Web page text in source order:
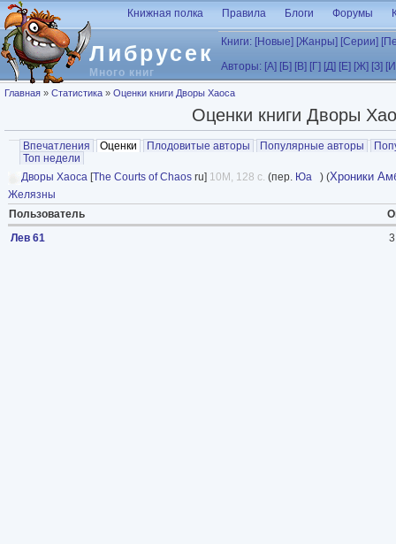
Перейти к основному содержанию
Либрусек
Много книг
Книжная полка Правила Блоги Форумы
Книги: [Новые] [Жанры] [Серии]
Авторы: [А] [Б] [В] [Г] [Д] [Е] [Ж] [З]
Вы здесь
Главная » Статистика » Оценки книги Дворы Хаоса
Оценки книги Дворы
Главные вкладки
Впечатления Оценки (активная вкладка)
Плодовитые авторы Популярные авторы
Топ недели
Дворы Хаоса [The Courts of Chaos ru] 10M, 128 с. (пер. Юа ) (Хроники
Желязны
Пользователь
Лев 61
3